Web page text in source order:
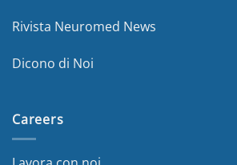
Rivista Neuromed News
Dicono di Noi
Careers